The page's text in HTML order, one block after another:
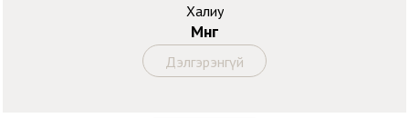
Халиу
Мөнгө
Дэлгэрэнгүй